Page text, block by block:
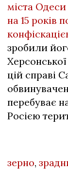
міста
на 15 років
зробили
цій справі
перебуває
Росією
зерно,